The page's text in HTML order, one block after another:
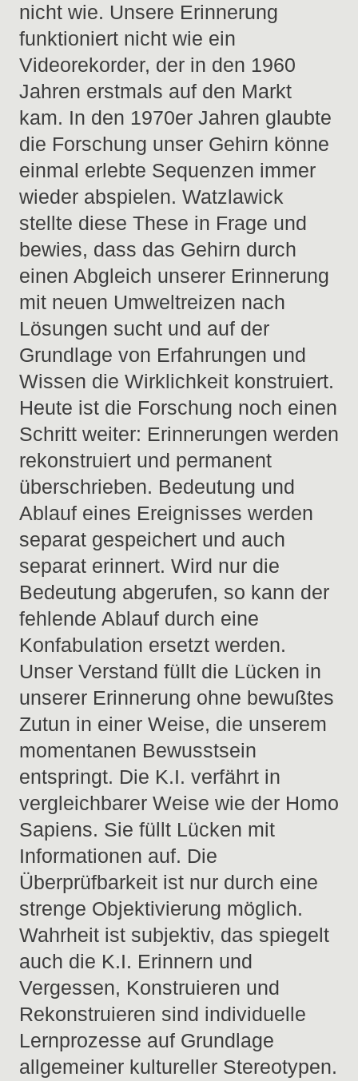
nicht wie. Unsere Erinnerung
funktioniert nicht wie ein
Videorekorder, der in den 1960
Jahren erstmals auf den Markt
kam. In den 1970er Jahren glaubte
die Forschung unser Gehirn könne
einmal erlebte Sequenzen immer
wieder abspielen. Watzlawick
stellte diese These in Frage und
bewies, dass das Gehirn durch
einen Abgleich unserer Erinnerung
mit neuen Umweltreizen nach
Lösungen sucht und auf der
Grundlage von Erfahrungen und
Wissen die Wirklichkeit konstruiert.
Heute ist die Forschung noch einen
Schritt weiter: Erinnerungen werden
rekonstruiert und permanent
überschrieben. Bedeutung und
Ablauf eines Ereignisses werden
separat gespeichert und auch
separat erinnert. Wird nur die
Bedeutung abgerufen, so kann der
fehlende Ablauf durch eine
Konfabulation ersetzt werden.
Unser Verstand füllt die Lücken in
unserer Erinnerung ohne bewußtes
Zutun in einer Weise, die unserem
momentanen Bewusstsein
entspringt. Die K.I. verfährt in
vergleichbarer Weise wie der Homo
Sapiens. Sie füllt Lücken mit
Informationen auf. Die
Überprüfbarkeit ist nur durch eine
strenge Objektivierung möglich.
Wahrheit ist subjektiv, das spiegelt
auch die K.I. Erinnern und
Vergessen, Konstruieren und
Rekonstruieren sind individuelle
Lernprozesse auf Grundlage
allgemeiner kultureller Stereotypen.